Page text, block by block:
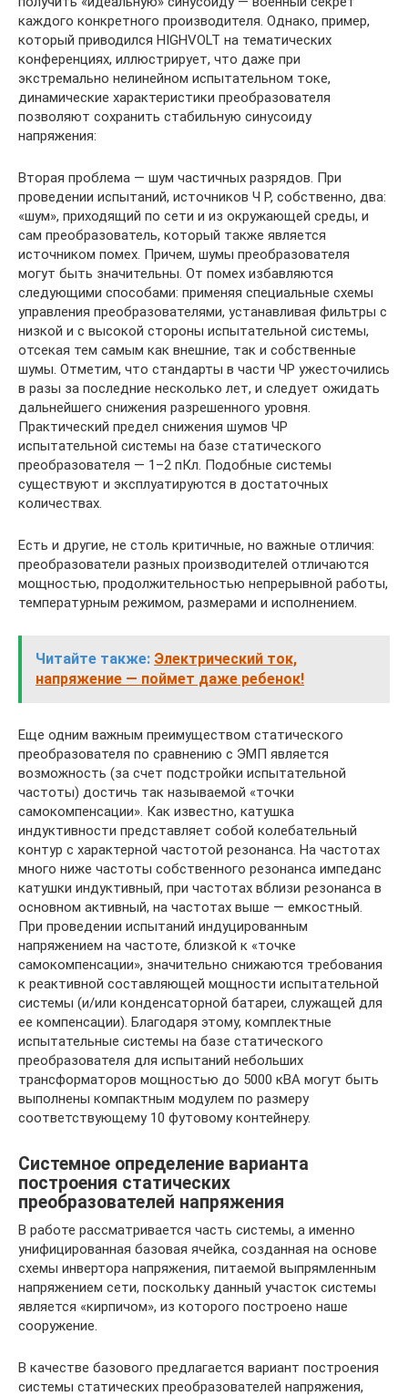
каждого конкретного производителя. Однако, пример,
который приводился HIGHVOLT на тематических
конференциях, иллюстрирует, что даже при
экстремально нелинейном испытательном токе,
динамические характеристики преобразователя
позволяют сохранить стабильную синусоиду
напряжения:
Вторая проблема — шум частичных разрядов. При
проведении испытаний, источников Ч Р, собственно, два:
«шум», приходящий по сети и из окружающей среды, и
сам преобразователь, который также является
источником помех. Причем, шумы преобразователя
могут быть значительны. От помех избавляются
следующими способами: применяя специальные схемы
управления преобразователями, устанавливая фильтры с
низкой и с высокой стороны испытательной системы,
отсекая тем самым как внешние, так и собственные
шумы. Отметим, что стандарты в части ЧР ужесточились
в разы за последние несколько лет, и следует ожидать
дальнейшего снижения разрешенного уровня.
Практический предел снижения шумов ЧР
испытательной системы на базе статического
преобразователя — 1–2 пКл. Подобные системы
существуют и эксплуатируются в достаточных
количествах.
Есть и другие, не столь критичные, но важные отличия:
преобразователи разных производителей отличаются
мощностью, продолжительностью непрерывной работы,
температурным режимом, размерами и исполнением.
Читайте также: Электрический ток,
напряжение — поймет даже ребенок!
Еще одним важным преимуществом статического
преобразователя по сравнению с ЭМП является
возможность (за счет подстройки испытательной
частоты) достичь так называемой «точки
самокомпенсации». Как известно, катушка
индуктивности представляет собой колебательный
контур с характерной частотой резонанса. На частотах
много ниже частоты собственного резонанса импеданс
катушки индуктивный, при частотах вблизи резонанса в
основном активный, на частотах выше — емкостный.
При проведении испытаний индуцированным
напряжением на частоте, близкой к «точке
самокомпенсации», значительно снижаются требования
к реактивной составляющей мощности испытательной
системы (и/или конденсаторной батареи, служащей для
ее компенсации). Благодаря этому, комплектные
испытательные системы на базе статического
преобразователя для испытаний небольших
трансформаторов мощностью до 5000 кВА могут быть
выполнены компактным модулем по размеру
соответствующему 10 футовому контейнеру.
Системное определение варианта
построения статических
преобразователей напряжения
В работе рассматривается часть системы, а именно
унифицированная базовая ячейка, созданная на основе
схемы инвертора напряжения, питаемой выпрямленным
напряжением сети, поскольку данный участок системы
является «кирпичом», из которого построено наше
сооружение.
В качестве базового предлагается вариант построения
системы статических преобразователей напряжения,